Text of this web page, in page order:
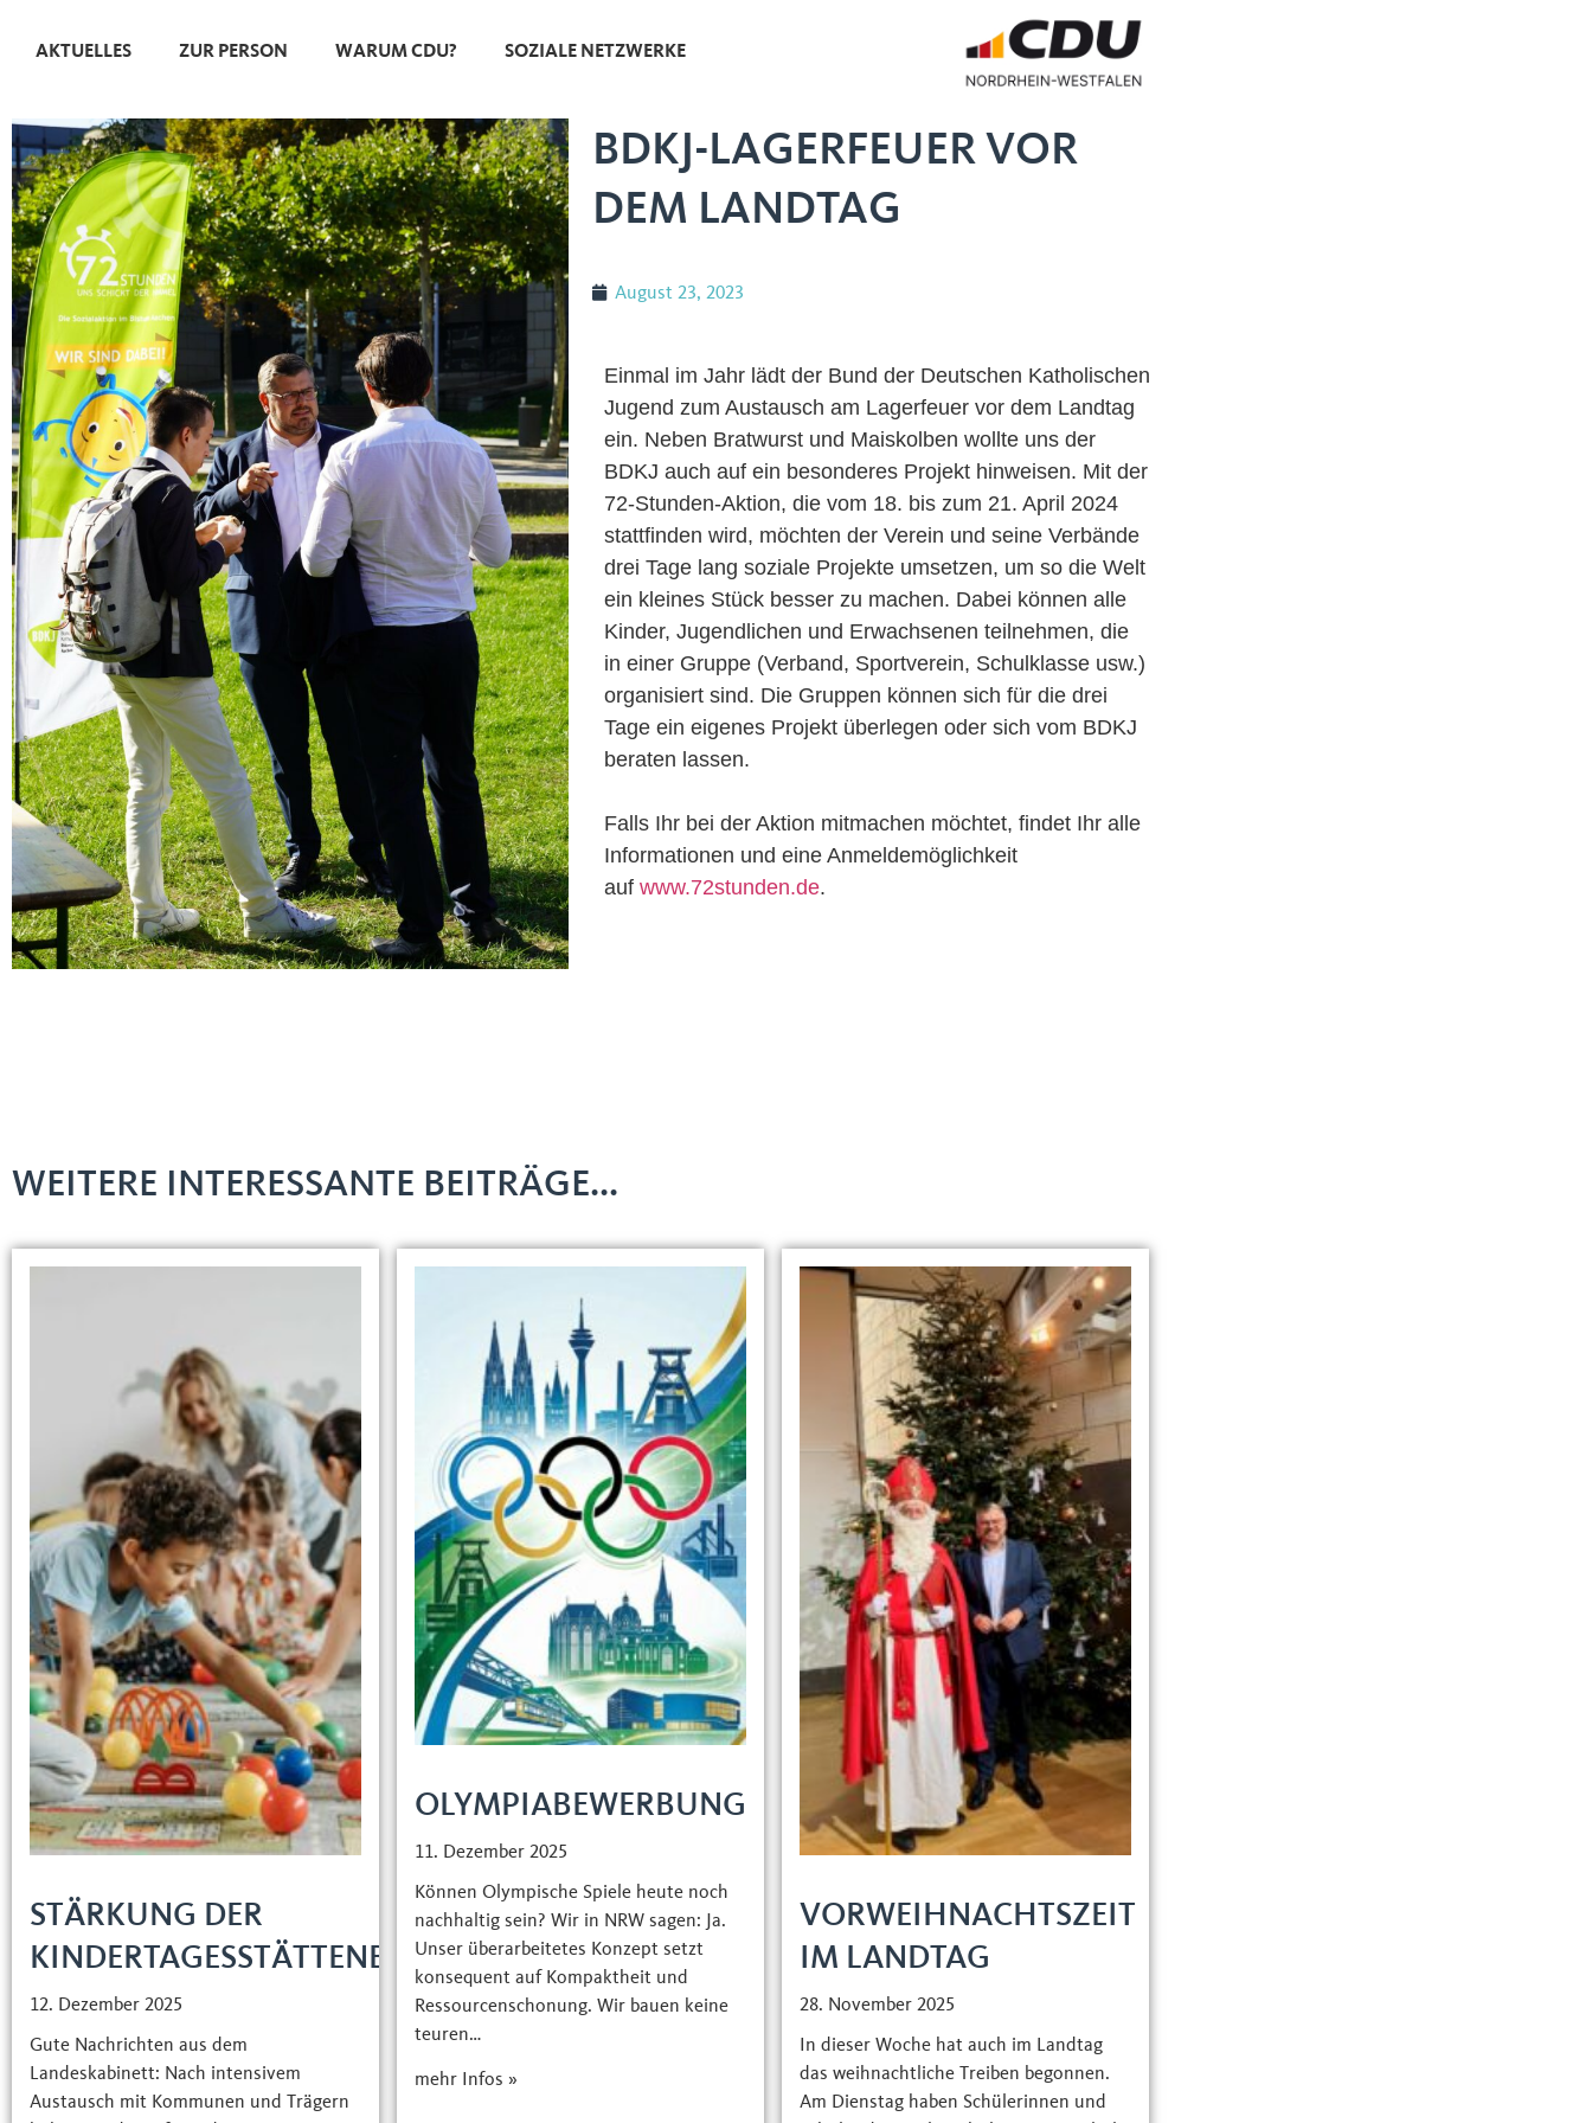
AKTUELLES ZUR PERSON WARUM CDU? SOZIALE NETZWERKE
BDKJ-LAGERFEUER VOR
DEM LANDTAG
August 23, 2023
Einmal im Jahr lädt der Bund der Deutschen Katholischen
Jugend zum Austausch am Lagerfeuer vor dem Landtag
ein. Neben Bratwurst und Maiskolben wollte uns der
BDKJ auch auf ein besonderes Projekt hinweisen. Mit der
72-Stunden-Aktion, die vom 18. bis zum 21. April 2024
stattfinden wird, möchten der Verein und seine Verbände
drei Tage lang soziale Projekte umsetzen, um so die Welt
ein kleines Stück besser zu machen. Dabei können alle
Kinder, Jugendlichen und Erwachsenen teilnehmen, die
in einer Gruppe (Verband, Sportverein, Schulklasse usw.)
organisiert sind. Die Gruppen können sich für die drei
Tage ein eigenes Projekt überlegen oder sich vom BDKJ
beraten lassen.
Falls Ihr bei der Aktion mitmachen möchtet, findet Ihr alle
Informationen und eine Anmeldemöglichkeit
auf www.72stunden.de.
WEITERE INTERESSANTE BEITRÄGE...
STÄRKUNG DER
KINDERTAGESSTÄTTENBETREUUNG
12. Dezember 2025
Gute Nachrichten aus dem
Landeskabinett: Nach intensivem
Austausch mit Kommunen und Trägern
OLYMPIABEWERBUNG
11. Dezember 2025
Können Olympische Spiele heute noch
nachhaltig sein? Wir in NRW sagen: Ja.
Unser überarbeitetes Konzept setzt
konsequent auf Kompaktheit und
Ressourcenschonung. Wir bauen keine
teuren…
mehr Infos »
VORWEIHNACHTSZEIT
IM LANDTAG
28. November 2025
In dieser Woche hat auch im Landtag
das weihnachtliche Treiben begonnen.
Am Dienstag haben Schülerinnen und